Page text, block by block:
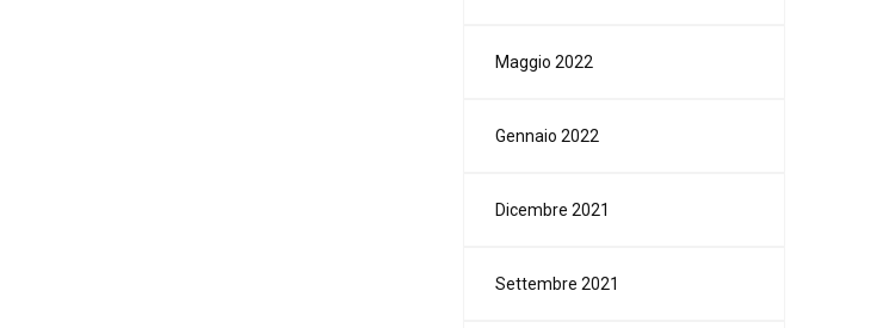
Maggio 2022
Gennaio 2022
Dicembre 2021
Settembre 2021